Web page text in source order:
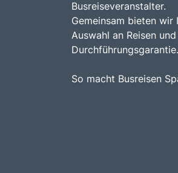
Busreiseveranstalter.
Gemeinsam bieten wir
Auswahl an Reisen
Durchführungsgarantie.
So macht Busreisen